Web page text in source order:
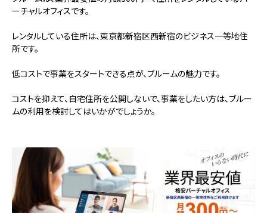
ーチャルオフィスです。
レンタルしている住所は、東京都新宿区西新宿のビジネス一等地住
所です。
低コストで事業をスタートできる点が、ブルームの魅力です。
コストを抑えて、自宅住所を公開しないで、事業をしたい方は、ブルー
ムの利用を検討してはいかがでしょうか。